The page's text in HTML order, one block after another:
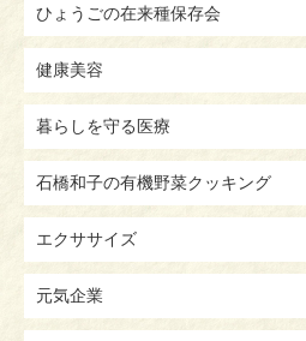
ひょうごの在来種保存会
健康美容
暮らしを守る医療
石橋和子の有機野菜クッキング
エクササイズ
元気企業